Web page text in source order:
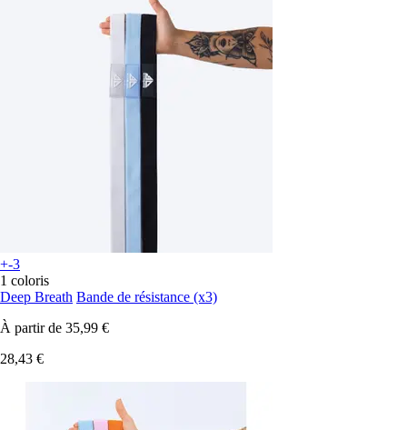
+-3
1 coloris
Deep Breath Bande de résistance (x3)
À partir de 35,99 €
28,43 €